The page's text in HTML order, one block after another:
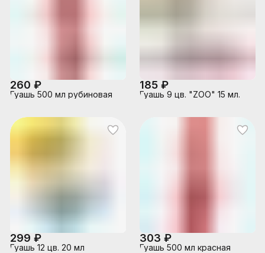
260 ₽
Гуашь 500 мл рубиновая
185 ₽
Гуашь 9 цв. "ZOO" 15 мл.
299 ₽
Гуашь 12 цв. 20 мл
303 ₽
Гуашь 500 мл красная